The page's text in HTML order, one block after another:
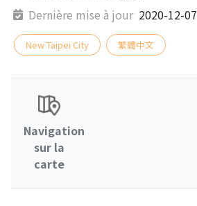
Dernière mise à jour 2020-12-07
New Taipei City 繁體中文
Navigation
sur la
carte